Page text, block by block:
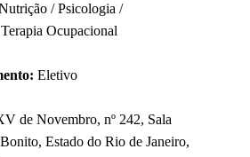
/ Psicologia /
Ocupacional
Eletivo
de Novembro, nº 242, Sala
Estado do Rio de Janeiro,